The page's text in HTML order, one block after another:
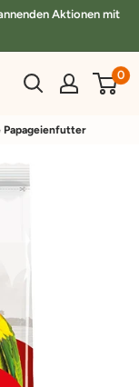
Aktionen mit
0
Papageienfutter